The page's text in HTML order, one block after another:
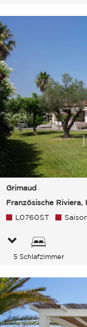
Grimaud
Französische Riviera,
L0760ST
5 Schlafzimmer